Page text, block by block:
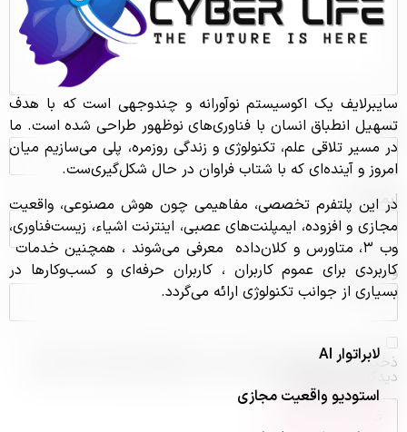
نام*
ایمیل
وب‌ سایت
ذخیره نام، ایمیل و وبسایت من در مرورگر برای زمانی که دوباره
دیدگاهی می‌نویسم.
سایبرلایف یک اکوسیستم نوآورانه و چندوجهی است که با هدف
تسهیل انطباق انسان با فناوری‌های نوظهور طراحی شده است. ما
در مسیر تلاقی علم، تکنولوژی و زندگی روزمره، پلی می‌سازیم میان
امروز و آینده‌ای که با شتاب فراوان در حال شکل‌گیری‌ست.
در این پلتفرم تخصصی، مفاهیمی چون هوش مصنوعی، واقعیت
مجازی و افزوده، ایمپلنت‌های عصبی، اینترنت اشیاء، زیست‌فناوری،
وب ۳، متاورس و کلان‌داده معرفی می‌شوند ، همچنین خدمات
کاربردی برای عموم کاربران ، کاربران حرفه‌ای و کسب‌و‌کارها در
بسیاری از جوانب تکنولوژی ارائه می‌گردد.
لابراتوار AI
استودیو واقعیت مجازی